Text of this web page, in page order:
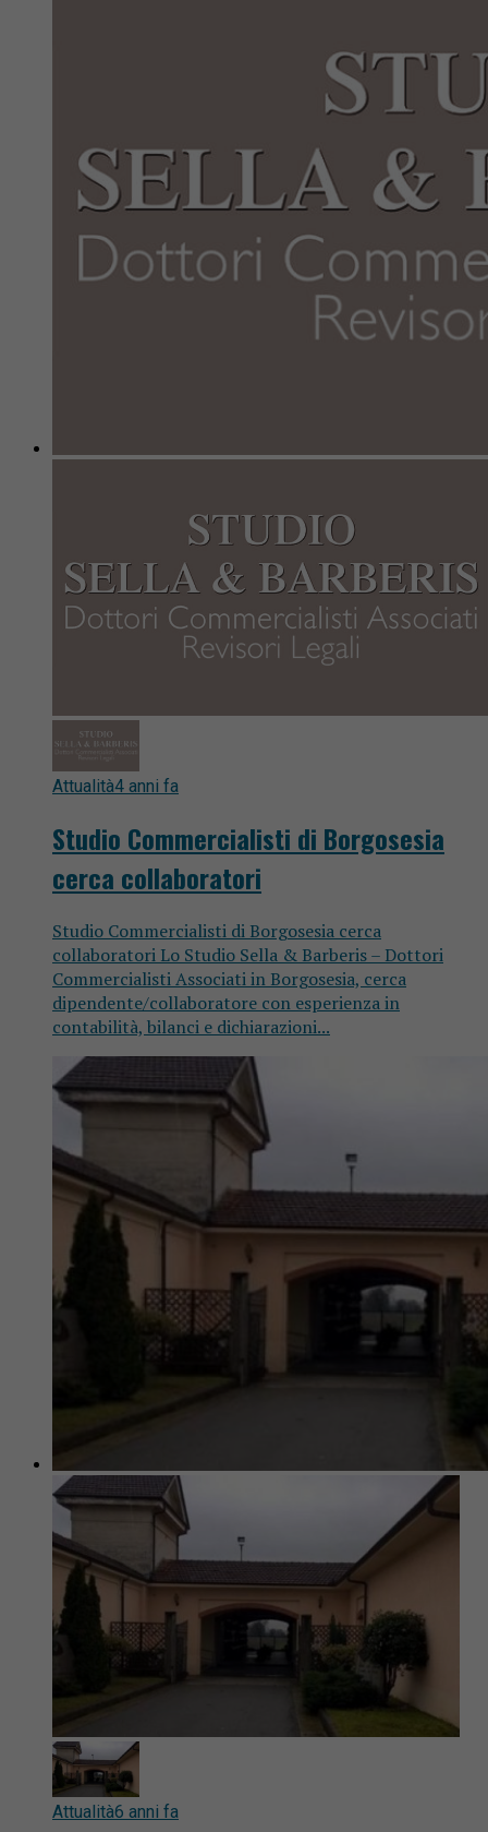
Attualità4 anni fa
Studio Commercialisti di Borgosesia
cerca collaboratori
Studio Commercialisti di Borgosesia cerca
collaboratori Lo Studio Sella & Barberis – Dottori
Commercialisti Associati in Borgosesia, cerca
dipendente/collaboratore con esperienza in
contabilità, bilanci e dichiarazioni...
Attualità6 anni fa